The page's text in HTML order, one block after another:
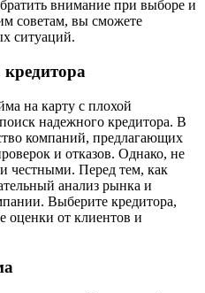
внимание при выборе и
советам, вы сможете
ситуаций.
на карту с плохой
надежного кредитора. В
компаний, предлагающих
и отказов. Однако, не
честными. Перед тем, как
анализ рынка и
Выберите кредитора,
оценки от клиентов и